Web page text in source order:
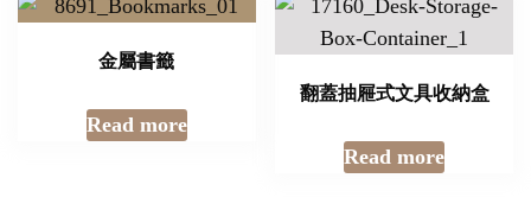
金屬書籤
Read more
翻蓋抽屜式文具收納盒
Read more